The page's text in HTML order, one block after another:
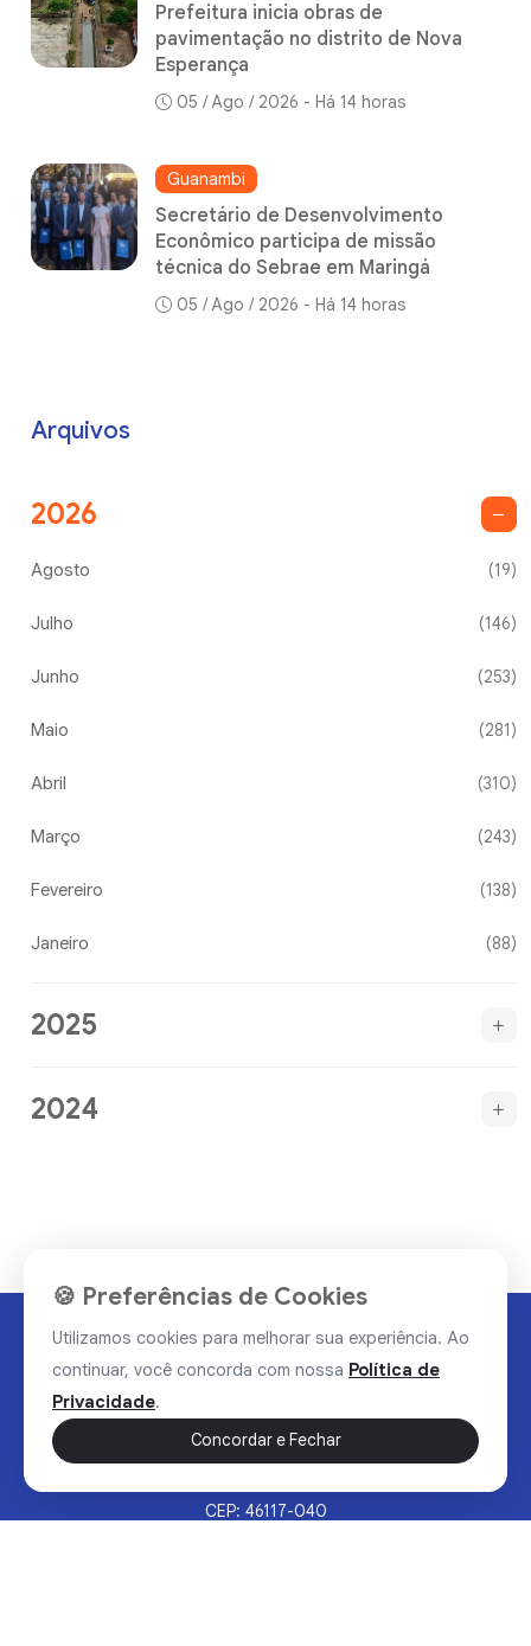
Prefeitura inicia obras de
pavimentação no distrito de Nova
Esperança
05 / Ago / 2026 - Há 14 horas
Guanambi
Secretário de Desenvolvimento
Econômico participa de missão
técnica do Sebrae em Maringá
05 / Ago / 2026 - Há 14 horas
Arquivos
2026
Agosto (19)
Julho (146)
Junho (253)
Maio (281)
Abril (310)
Março (243)
Fevereiro (138)
Janeiro (88)
2025
2024
CEP: 46117-040
🍪 Preferências de Cookies
Utilizamos cookies para melhorar sua experiência. Ao
continuar, você concorda com nossa Política de
Privacidade.
Concordar e Fechar